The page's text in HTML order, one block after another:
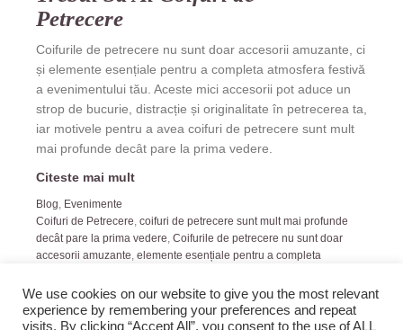
Petrecere
Coifurile de petrecere nu sunt doar accesorii amuzante, ci
și elemente esențiale pentru a completa atmosfera festivă
a evenimentului tău. Aceste mici accesorii pot aduce un
strop de bucurie, distracție și originalitate în petrecerea ta,
iar motivele pentru a avea coifuri de petrecere sunt mult
mai profunde decât pare la prima vedere.
Citeste mai mult
Blog, Evenimente
Coifuri de Petrecere, coifuri de petrecere sunt mult mai profunde
decât pare la prima vedere, Coifurile de petrecere nu sunt doar
accesorii amuzante, elemente esențiale pentru a completa
We use cookies on our website to give you the most relevant
experience by remembering your preferences and repeat
visits. By clicking “Accept All”, you consent to the use of ALL